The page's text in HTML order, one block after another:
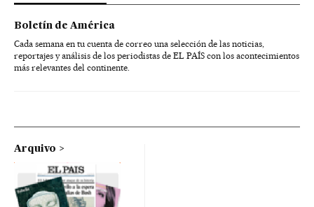
Boletín de América
Cada semana en tu cuenta de correo una selección de las noticias,
reportajes y análisis de los periodistas de EL PAÍS con los acontecimientos
más relevantes del continente.
Arquivo